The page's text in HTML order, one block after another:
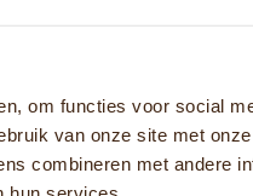
om functies voor social
van onze site met
combineren met andere
België